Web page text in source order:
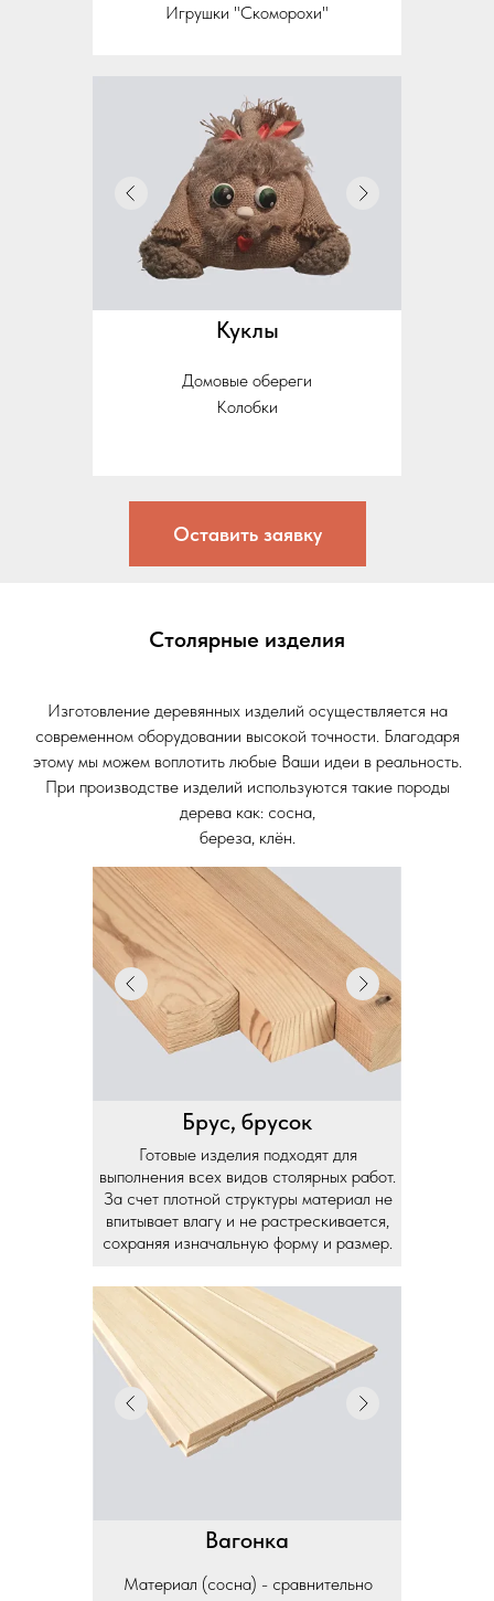
Игрушки "Скоморохи"
Куклы
Домовые обереги
Колобки
Оставить заявку
Столярные изделия
Изготовление деревянных изделий осуществляется на
современном оборудовании высокой точности. Благодаря
этому мы можем воплотить любые Ваши идеи в реальность.
При производстве изделий используются такие породы
дерева как: сосна,
береза, клён.
Брус, брусок
Готовые изделия подходят для
выполнения всех видов столярных работ.
За счет плотной структуры материал не
впитывает влагу и не растрескивается,
сохраняя изначальную форму и размер.
Вагонка
Материал (сосна) - сравнительно